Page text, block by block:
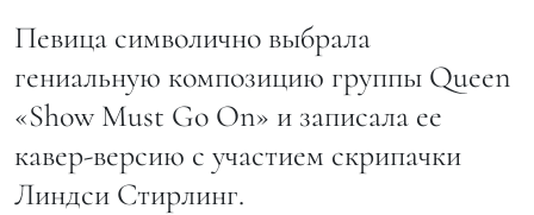
Певица символично выбрала
гениальную композицию группы Queen
«Show Must Go On» и записала ее
кавер-версию с участием скрипачки
Линдси Стирлинг.